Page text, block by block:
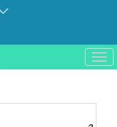
باز
و